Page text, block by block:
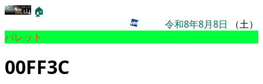
🏠
令和8年8月8日 （土）
パレット
00FF3C